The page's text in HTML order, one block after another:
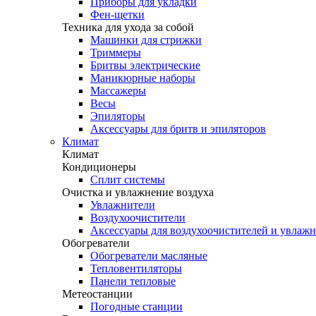
Фен-щетки
Техника для ухода за собой
Машинки для стрижки
Триммеры
Бритвы электрические
Маникюрные наборы
Массажеры
Весы
Эпиляторы
Аксессуары для бритв и эпиляторов
Климат
Климат
Кондиционеры
Сплит системы
Очистка и увлажнение воздуха
Увлажнители
Воздухоочистители
Аксессуары для воздухоочистителей и
Обогреватели
Обогреватели масляные
Тепловентиляторы
Панели тепловые
Метеостанции
Погодные станции